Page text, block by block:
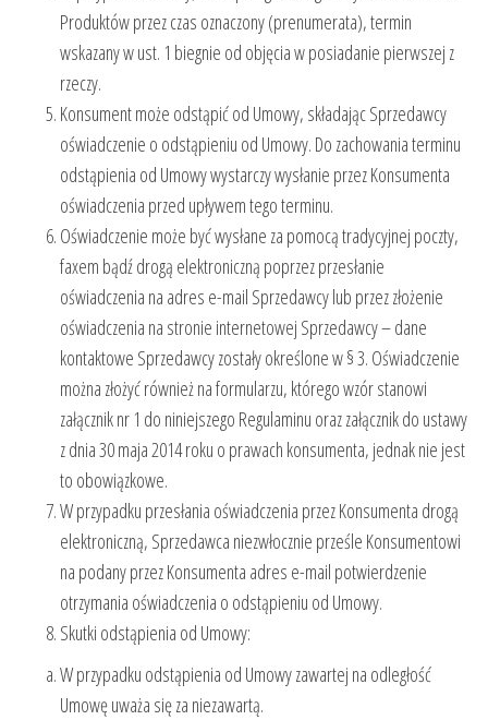
Produktów przez czas oznaczony (prenumerata), termin
wskazany w ust. 1 biegnie od objęcia w posiadanie pierwszej z
rzeczy.
Konsument może odstąpić od Umowy, składając Sprzedawcy
oświadczenie o odstąpieniu od Umowy. Do zachowania terminu
odstąpienia od Umowy wystarczy wysłanie przez Konsumenta
oświadczenia przed upływem tego terminu.
Oświadczenie może być wysłane za pomocą tradycyjnej poczty,
faxem bądź drogą elektroniczną poprzez przesłanie
oświadczenia na adres e-mail Sprzedawcy lub przez złożenie
oświadczenia na stronie internetowej Sprzedawcy – dane
kontaktowe Sprzedawcy zostały określone w § 3. Oświadczenie
można złożyć również na formularzu, którego wzór stanowi
załącznik nr 1 do niniejszego Regulaminu oraz załącznik do ustawy
z dnia 30 maja 2014 roku o prawach konsumenta, jednak nie jest
to obowiązkowe.
W przypadku przesłania oświadczenia przez Konsumenta drogą
elektroniczną, Sprzedawca niezwłocznie prześle Konsumentowi
na podany przez Konsumenta adres e-mail potwierdzenie
otrzymania oświadczenia o odstąpieniu od Umowy.
Skutki odstąpienia od Umowy:
W przypadku odstąpienia od Umowy zawartej na odległość
Umowę uważa się za niezawartą.